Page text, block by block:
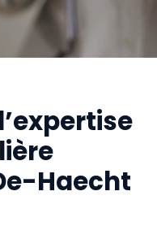
Haecht